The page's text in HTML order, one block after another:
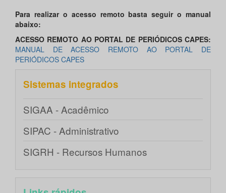
Para realizar o acesso remoto basta seguir o manual
abaixo:
ACESSO REMOTO AO PORTAL DE PERIÓDICOS CAPES:
MANUAL DE ACESSO REMOTO AO PORTAL DE
PERIÓDICOS CAPES
Sistemas integrados
SIGAA - Acadêmico
SIPAC - Administrativo
SIGRH - Recursos Humanos